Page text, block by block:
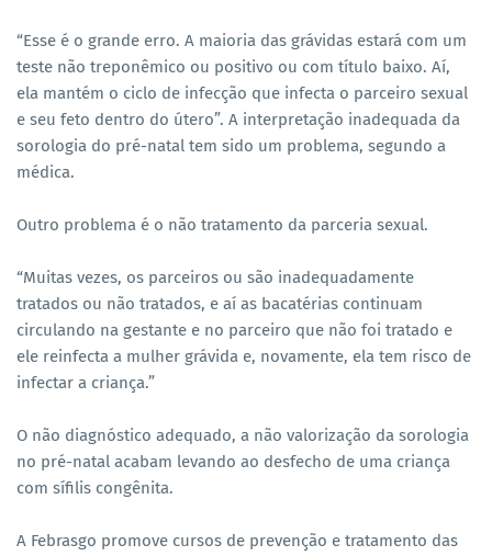
“Esse é o grande erro. A maioria das grávidas estará com um
teste não treponêmico ou positivo ou com título baixo. Aí,
ela mantém o ciclo de infecção que infecta o parceiro sexual
e seu feto dentro do útero”. A interpretação inadequada da
sorologia do pré-natal tem sido um problema, segundo a
médica.
Outro problema é o não tratamento da parceria sexual.
“Muitas vezes, os parceiros ou são inadequadamente
tratados ou não tratados, e aí as bacatérias continuam
circulando na gestante e no parceiro que não foi tratado e
ele reinfecta a mulher grávida e, novamente, ela tem risco de
infectar a criança.”
O não diagnóstico adequado, a não valorização da sorologia
no pré-natal acabam levando ao desfecho de uma criança
com sífilis congênita.
A Febrasgo promove cursos de prevenção e tratamento das